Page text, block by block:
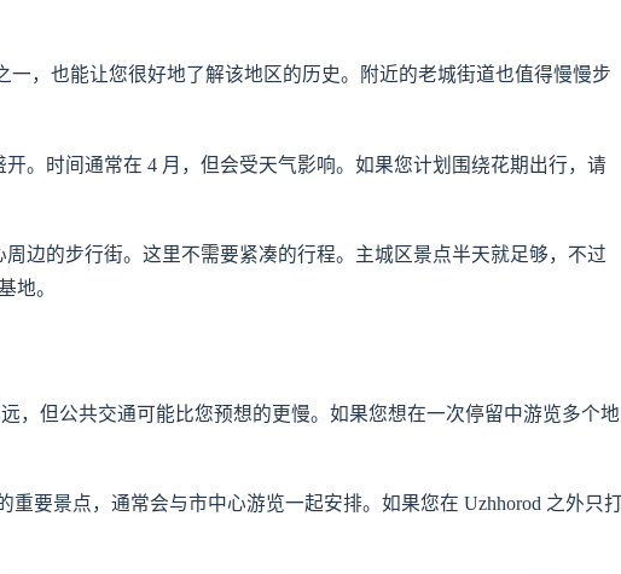
，也能让您很好地了解该地区的历史。附近的老城街道也值得慢慢步
。时间通常在 4 月，但会受天气影响。如果您计划围绕花期出行，请
边的步行街。这里不需要紧凑的行程。主城区景点半天就足够，不过
地。
，但公共交通可能比您预想的更慢。如果您想在一次停留中游览多个地
要景点，通常会与市中心游览一起安排。如果您在 Uzhhorod 之外只打